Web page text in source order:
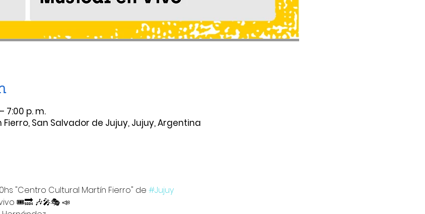
7:00 p. m.
San Salvador de Jujuy, Jujuy, Argentina
"Centro Cultural Martín Fierro" de #Jujuy
🎟️🔜 🎶🎤🎭 📣